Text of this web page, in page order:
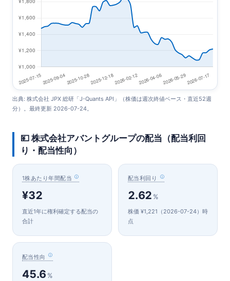
出典: 株式会社 JPX 総研「J-Quants API」（株価は週次終値ベース・直近52週
分）。最終更新 2026-07-24。
💴 株式会社アバントグループの配当（配当利回
り・配当性向）
1株あたり年間配当
¥32
直近1年に権利確定する配当の
合計
配当利回り
2.62 %
株価 ¥1,221（2026-07-24）時
点
配当性向
45.6 %